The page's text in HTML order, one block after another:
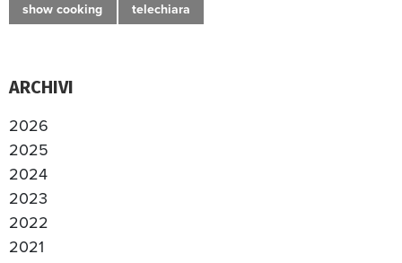
show cooking telechiara
ARCHIVI
2026
2025
2024
2023
2022
2021